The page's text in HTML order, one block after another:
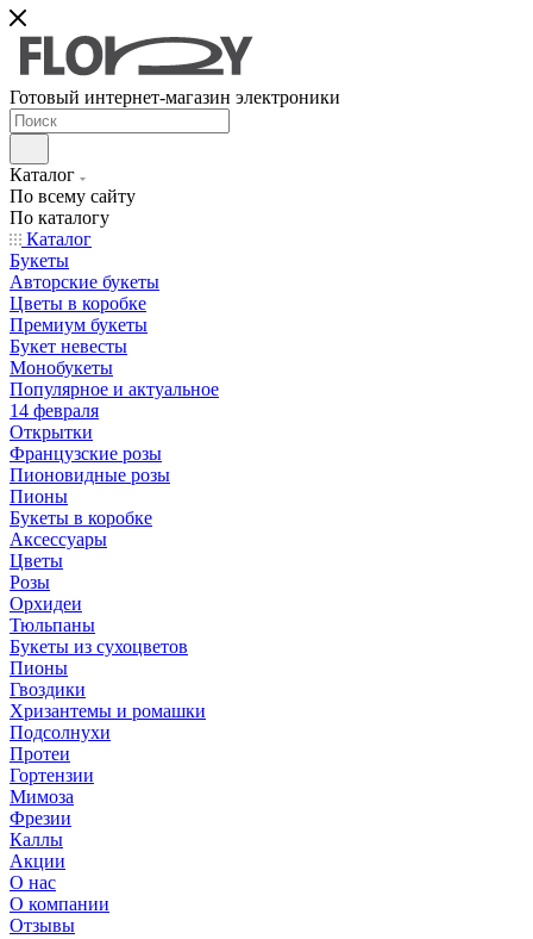
Готовый интернет-магазин электроники
Каталог
По всему сайту
По каталогу
Каталог
Букеты
Авторские букеты
Цветы в коробке
Премиум букеты
Букет невесты
Монобукеты
Популярное и актуальное
14 февраля
Открытки
Французские розы
Пионовидные розы
Пионы
Букеты в коробке
Аксессуары
Цветы
Розы
Орхидеи
Тюльпаны
Букеты из сухоцветов
Пионы
Гвоздики
Хризантемы и ромашки
Подсолнухи
Протеи
Гортензии
Мимоза
Фрезии
Каллы
Акции
О нас
О компании
Отзывы